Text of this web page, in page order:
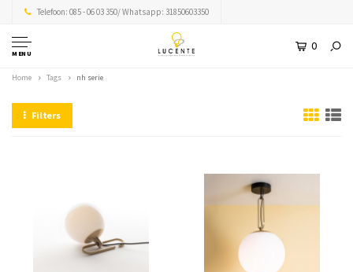
Telefoon: 085 - 06 03 350/ Whatsapp: 31850603350
MENU
0
Home Tags nh serie
Filters